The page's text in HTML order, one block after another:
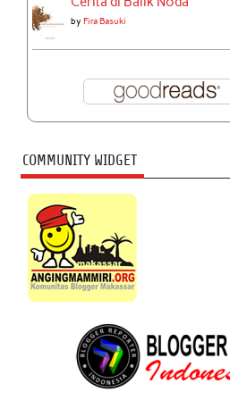
byFira Basuki
COMMUNITY WIDGET